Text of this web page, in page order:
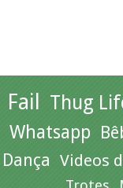
Fail Thug
Whatsapp
Dança Videos